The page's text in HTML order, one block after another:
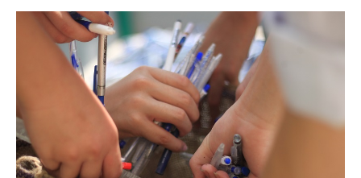
thể được “hô biến” thành 03 tác phẩm nghệ thuật vô cùng
độc đáo, vừa lạ mắt vừa hữu dụng trong công tác dạy và
học trong nhà trường.